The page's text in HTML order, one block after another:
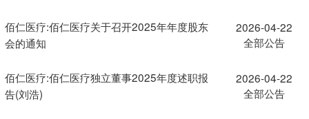
佰仁医疗:佰仁医疗关于召开2025年年度股东
会的通知
2026-04-22
全部公告
佰仁医疗:佰仁医疗独立董事2025年度述职报
告(刘浩)
2026-04-22
全部公告